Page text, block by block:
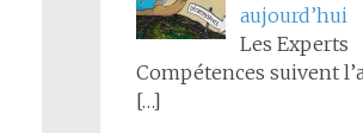
aujourd’hui
Les Experts
Compétences suivent
[…]